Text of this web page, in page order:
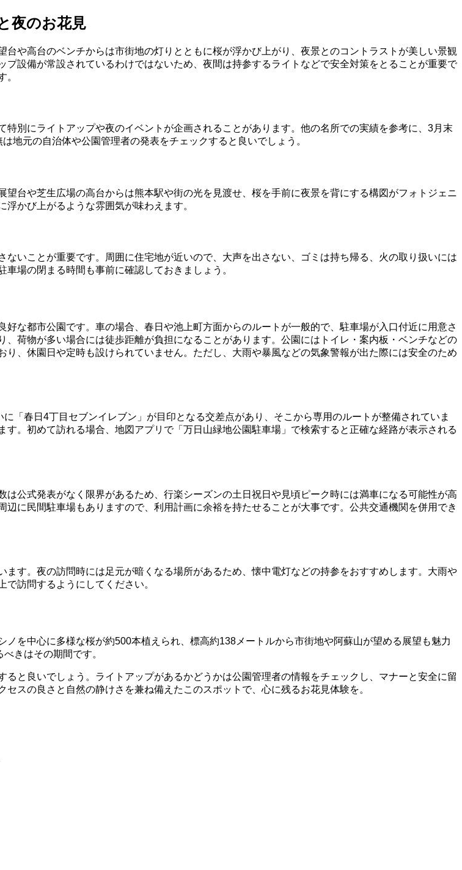
夜のお花見
や高台のベンチからは市街地の灯りとともに桜が浮かび上がり、夜景とのコントラストが美しい景観
設備が常設されているわけではないため、夜間は持参するライトなどで安全対策をとることが重要で
。
別にライトアップや夜のイベントが企画されることがあります。他の名所での実績を参考に、3月末
地元の自治体や公園管理者の発表をチェックすると良いでしょう。
台や芝生広場の高台からは熊本駅や街の光を見渡せ、桜を手前に夜景を背にする構図がフォトジェニ
かび上がるような雰囲気が味わえます。
いことが重要です。周囲に住宅地が近いので、大声を出さない、ゴミは持ち帰る、火の取り扱いには
場の閉まる時間も事前に確認しておきましょう。
な都市公園です。車の場合、春日や池上町方面からのルートが一般的で、駐車場が入口付近に用意さ
荷物が多い場合には徒歩距離が負担になることがあります。公園にはトイレ・案内板・ベンチなどの
、休園日や定時も設けられていません。ただし、大雨や暴風などの気象警報が出た際には安全のため
「春日4丁目セブンイレブン」が目印となる交差点があり、そこから専用のルートが整備されていま
。初めて訪れる場合、地図アプリで「万日山緑地公園駐車場」で検索すると正確な経路が表示される
公式発表がなく限界があるため、行楽シーズンの土日祝日や見頃ピーク時には満車になる可能性が高
に民間駐車場もありますので、利用計画に余裕を持たせることが大事です。公共交通機関を併用でき
す。夜の訪問時には足元が暗くなる場所があるため、懐中電灯などの持参をおすすめします。大雨や
訪問するようにしてください。
を中心に多様な桜が約500本植えられ、標高約138メートルから市街地や阿蘇山が望める展望も魅力
きはその期間です。
と良いでしょう。ライトアップがあるかどうかは公園管理者の情報をチェックし、マナーと安全に留
スの良さと自然の静けさを兼ね備えたこのスポットで、心に残るお花見体験を。